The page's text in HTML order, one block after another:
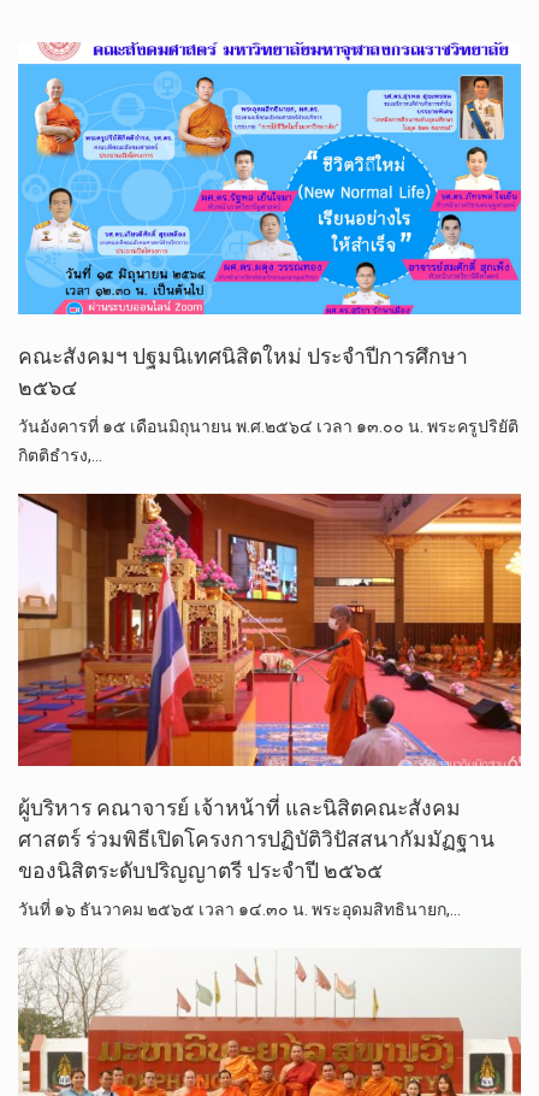
คณะสังคมฯ ปฐมนิเทศนิสิตใหม่ ประจำปีการศึกษา
๒๕๖๔
วันอังคารที่ ๑๕ เดือนมิถุนายน พ.ศ.๒๕๖๔ เวลา ๑๓.๐๐ น. พระครูปริยัติ
กิตติธำรง,…
ผู้บริหาร​ คณาจารย์​ ​เจ้า​หน้าที่​ และนิสิตคณะ​สังคม​
ศาสตร์​ ร่วม​พิธี​เปิด​โครงการ​ปฏิบัติ​วิปัสสนา​กัมมัฏฐาน​
ของ​นิสิต​ระดับ​ปริญญาตรี​ ประจำ​ปี​ ๒๕๖๕
วันที่​ ๑๖ ธันวาคม​ ๒๕​๖​๕​ เวลา​ ๑๔.๓๐ น.​ พระ​อุดม​สิทธิ​นายก,…